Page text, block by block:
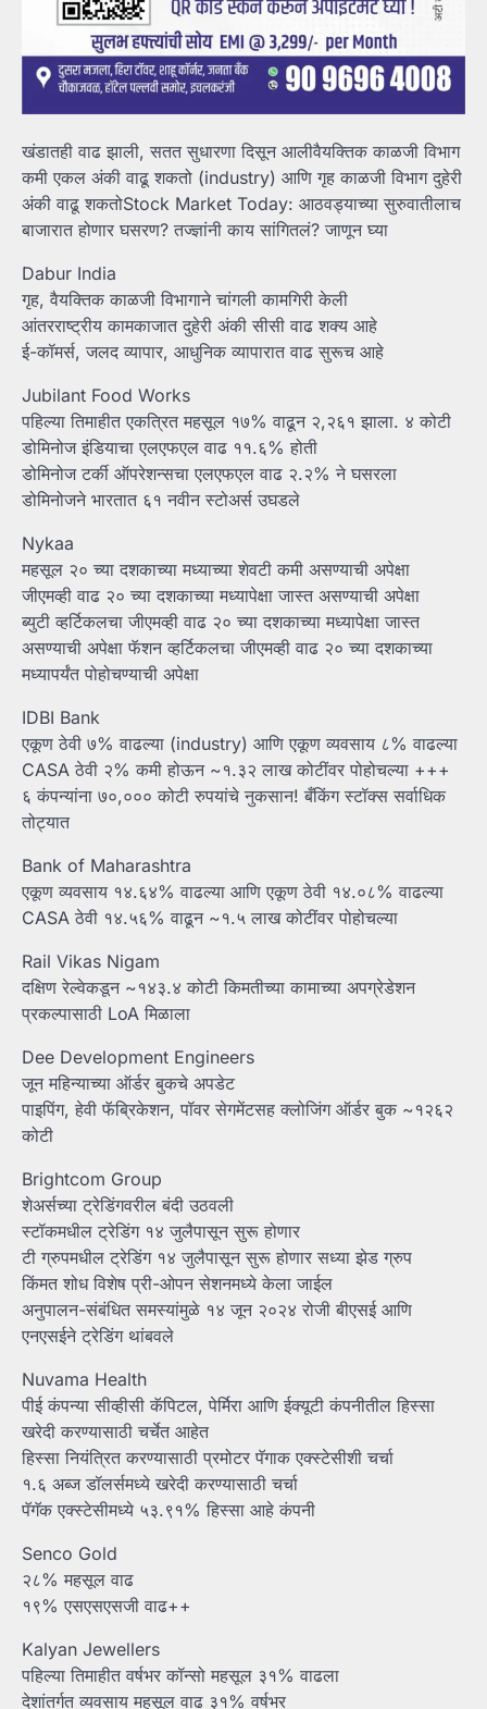
खंडातही वाढ झाली, सतत सुधारणा दिसून आलीवैयक्तिक काळजी विभाग
कमी एकल अंकी वाढू शकतो (industry) आणि गृह काळजी विभाग दुहेरी
अंकी वाढू शकतोStock Market Today: आठवड्याच्या सुरुवातीलाच
बाजारात होणार घसरण? तज्ज्ञांनी काय सांगितलं? जाणून घ्या
Dabur India
गृह, वैयक्तिक काळजी विभागाने चांगली कामगिरी केली
आंतरराष्ट्रीय कामकाजात दुहेरी अंकी सीसी वाढ शक्य आहे
ई-कॉमर्स, जलद व्यापार, आधुनिक व्यापारात वाढ सुरूच आहे
Jubilant Food Works
पहिल्या तिमाहीत एकत्रित महसूल १७% वाढून २,२६१ झाला. ४ कोटी
डोमिनोज इंडियाचा एलएफएल वाढ ११.६% होती
डोमिनोज टर्की ऑपरेशन्सचा एलएफएल वाढ २.२% ने घसरला
डोमिनोजने भारतात ६१ नवीन स्टोअर्स उघडले
Nykaa
महसूल २० च्या दशकाच्या मध्याच्या शेवटी कमी असण्याची अपेक्षा
जीएमव्ही वाढ २० च्या दशकाच्या मध्यापेक्षा जास्त असण्याची अपेक्षा
ब्युटी व्हर्टिकलचा जीएमव्ही वाढ २० च्या दशकाच्या मध्यापेक्षा जास्त
असण्याची अपेक्षा फॅशन व्हर्टिकलचा जीएमव्ही वाढ २० च्या दशकाच्या
मध्यापर्यंत पोहोचण्याची अपेक्षा
IDBI Bank
एकूण ठेवी ७% वाढल्या (industry) आणि एकूण व्यवसाय ८% वाढल्या
CASA ठेवी २% कमी होऊन ~१.३२ लाख कोटींवर पोहोचल्या +++
६ कंपन्यांना ७०,००० कोटी रुपयांचे नुकसान! बँकिंग स्टॉक्स सर्वाधिक
तोट्यात
Bank of Maharashtra
एकूण व्यवसाय १४.६४% वाढल्या आणि एकूण ठेवी १४.०८% वाढल्या
CASA ठेवी १४.५६% वाढून ~१.५ लाख कोटींवर पोहोचल्या
Rail Vikas Nigam
दक्षिण रेल्वेकडून ~१४३.४ कोटी किमतीच्या कामाच्या अपग्रेडेशन
प्रकल्पासाठी LoA मिळाला
Dee Development Engineers
जून महिन्याच्या ऑर्डर बुकचे अपडेट
पाइपिंग, हेवी फॅब्रिकेशन, पॉवर सेगमेंटसह क्लोजिंग ऑर्डर बुक ~१२६२
कोटी
Brightcom Group
शेअर्सच्या ट्रेडिंगवरील बंदी उठवली
स्टॉकमधील ट्रेडिंग १४ जुलैपासून सुरू होणार
टी ग्रुपमधील ट्रेडिंग १४ जुलैपासून सुरू होणार सध्या झेड ग्रुप
किंमत शोध विशेष प्री-ओपन सेशनमध्ये केला जाईल
अनुपालन-संबंधित समस्यांमुळे १४ जून २०२४ रोजी बीएसई आणि
एनएसईने ट्रेडिंग थांबवले
Nuvama Health
पीई कंपन्या सीव्हीसी कॅपिटल, पेर्मिरा आणि ईक्यूटी कंपनीतील हिस्सा
खरेदी करण्यासाठी चर्चेत आहेत
हिस्सा नियंत्रित करण्यासाठी प्रमोटर पॅगाक एक्स्टेसीशी चर्चा
१.६ अब्ज डॉलर्समध्ये खरेदी करण्यासाठी चर्चा
पॅगॅक एक्स्टेसीमध्ये ५३.९१% हिस्सा आहे कंपनी
Senco Gold
२८% महसूल वाढ
१९% एसएसएसजी वाढ++
Kalyan Jewellers
पहिल्या तिमाहीत वर्षभर कॉन्सो महसूल ३१% वाढला
देशांतर्गत व्यवसाय महसूल वाढ ३१% वर्षभर